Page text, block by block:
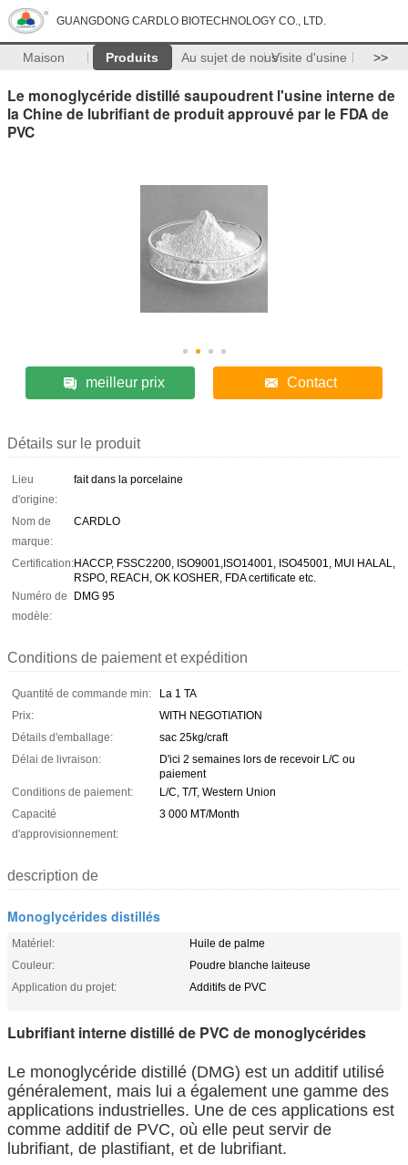
GUANGDONG CARDLO BIOTECHNOLOGY CO., LTD.
Maison Produits Au sujet de nousVisite d'usine >>
Le monoglycéride distillé saupoudrent l'usine interne de
la Chine de lubrifiant de produit approuvé par le FDA de
PVC
meilleur prix Contact
Détails sur le produit
Lieu
d'origine:
fait dans la porcelaine
Nom de
marque:
CARDLO
Certification:HACCP, FSSC2200, ISO9001,ISO14001, ISO45001, MUI HALAL,
RSPO, REACH, OK KOSHER, FDA certificate etc.
Numéro de
modèle:
DMG 95
Conditions de paiement et expédition
Quantité de commande min:
La 1 TA
Prix:
WITH NEGOTIATION
Détails d'emballage:
sac 25kg/craft
Délai de livraison:
D'ici 2 semaines lors de recevoir L/C ou
paiement
Conditions de paiement:
L/C, T/T, Western Union
Capacité
d'approvisionnement:
3 000 MT/Month
description de
Monoglycérides distillés
Matériel:
Huile de palme
Couleur:
Poudre blanche laiteuse
Application du projet:
Additifs de PVC
Lubrifiant interne distillé de PVC de monoglycérides
Le monoglycéride distillé (DMG) est un additif utilisé
généralement, mais lui a également une gamme des
applications industrielles. Une de ces applications est
comme additif de PVC, où elle peut servir de
lubrifiant, de plastifiant, et de lubrifiant.